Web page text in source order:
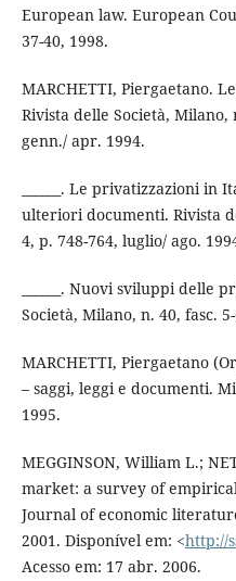
European law. European
37-40, 1998.
MARCHETTI, Piergaetano.
Rivista delle Società, Milano,
genn./ apr. 1994.
______. Le privatizzazioni in
ulteriori documenti. Rivista
4, p. 748-764, luglio/ ago.
______. Nuovi sviluppi delle
Società, Milano, n. 40, fasc.
MARCHETTI, Piergaetano
– saggi, leggi e documenti.
1995.
MEGGINSON, William L.;
market: a survey of
Journal of economic
2001. Disponível em: <http://
Acesso em: 17 abr. 2006.